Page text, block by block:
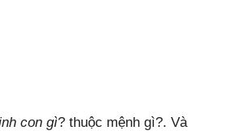
con gì? thuộc mệnh gì?. Và